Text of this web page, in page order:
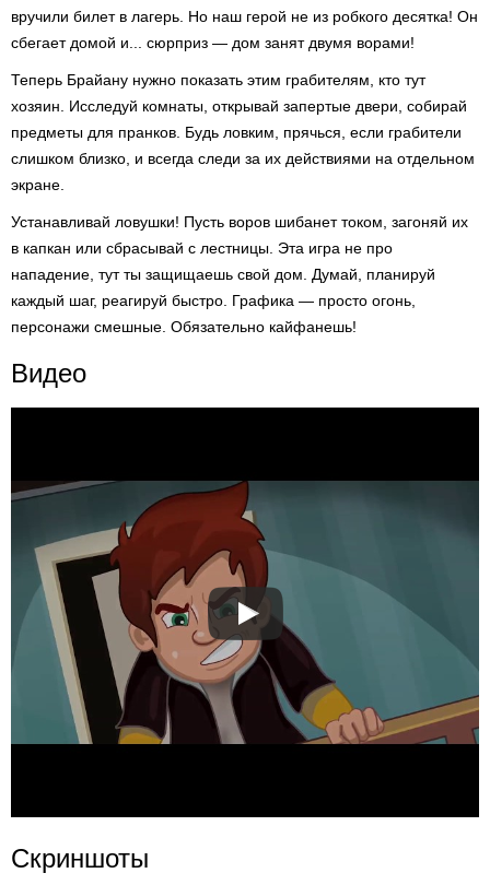
вручили билет в лагерь. Но наш герой не из робкого десятка! Он
сбегает домой и... сюрприз — дом занят двумя ворами!
Теперь Брайану нужно показать этим грабителям, кто тут
хозяин. Исследуй комнаты, открывай запертые двери, собирай
предметы для пранков. Будь ловким, прячься, если грабители
слишком близко, и всегда следи за их действиями на отдельном
экране.
Устанавливай ловушки! Пусть воров шибанет током, загоняй их
в капкан или сбрасывай с лестницы. Эта игра не про
нападение, тут ты защищаешь свой дом. Думай, планируй
каждый шаг, реагируй быстро. Графика — просто огонь,
персонажи смешные. Обязательно кайфанешь!
Видео
Скриншоты